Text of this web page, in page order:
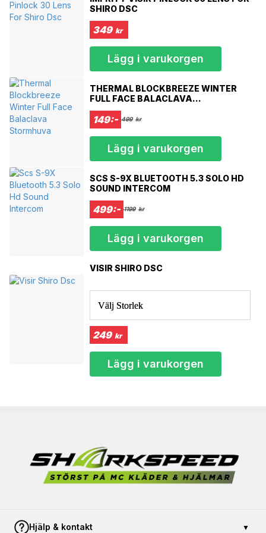
XS
53-54 cm
S
55-56 cm
SHIRO DSC
349 kr
Lägg i varukorgen
THERMAL BLOCKBREEZE WINTER
FULL FACE BALACLAVA
STORMHUVA
149:- 499 kr
Lägg i varukorgen
SCS S-9X BLUETOOTH 5.3 SOLO HD
SOUND INTERCOM
499:- 1199 kr
Lägg i varukorgen
VISIR SHIRO DSC
Välj Storlek
249 kr
Lägg i varukorgen
Hjälp & kontakt ▼